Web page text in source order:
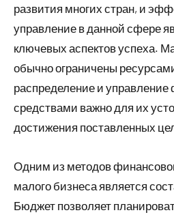
развития многих стран, и
управление в данной сфере
ключевых аспектов успеха.
обычно ограничены
распределение и
средствами важно для их
достижения поставленных
Одним из методов
малого бизнеса является
Бюджет позволяет